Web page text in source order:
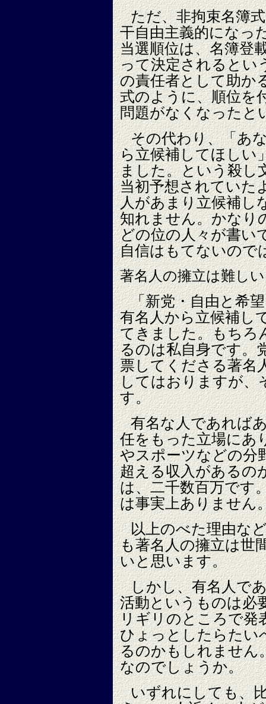
ただ、非拘束名簿
干自由主義的になっ
当選順位は、名簿登
って決定されるとい
の責任者として助か
式のように、順位を
問題がなくなったと
その代わり、「あ
ら立候補してほしい
ました。という殺し
当初予想されていた
人があまり立候補し
知れません。かなり
どの位の人々が書い
自信はもてないので
著名人の擁立は難しい
「新党・自由と希
有名人から立候補し
てきました。もちろ
るのは私自身です。
票してくださる著名
してはおりますが、
す。
有名な人であれば
任をもった立場にあ
やスポーツなどの分
超える収入があるの
は、二千数百万です
は事実上ありません
以上のべた理由な
も著名人の擁立は世
いと思います。
しかし、有名人で
活動というものは必
リギリのところで発
ひょっとしたらたい
るのかもしれません
なのでしょうか。
いずれにしても、